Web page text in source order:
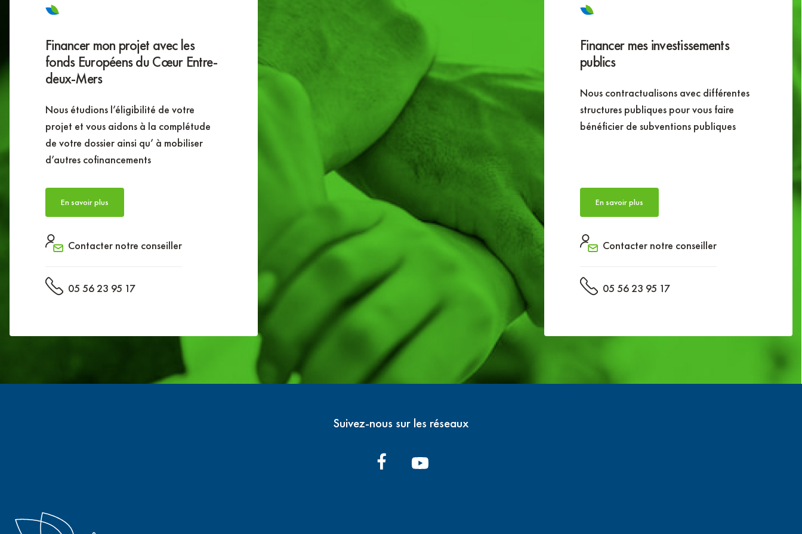
Financer mon projet avec les
fonds Européens du Cœur Entre-
deux-Mers
Nous étudions l’éligibilité de votre
projet et vous aidons à la complétude
de votre dossier ainsi qu’ à mobiliser
d’autres cofinancements
En savoir plus
Contacter notre conseiller
05 56 23 95 17
Financer mes investissements
publics
Nous contractualisons avec différentes
structures publiques pour vous faire
bénéficier de subventions publiques
En savoir plus
Contacter notre conseiller
05 56 23 95 17
Suivez-nous sur les réseaux